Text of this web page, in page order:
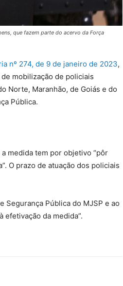
que fazem parte do acervo da Força
nº 274, de 9 de janeiro de 2023,
mobilização de policiais
Norte, Maranhão, de Goiás e do
Pública.
medida tem por objetivo “pôr
O prazo de atuação dos policiais
Segurança Pública do MJSP e ao
efetivação da medida”.